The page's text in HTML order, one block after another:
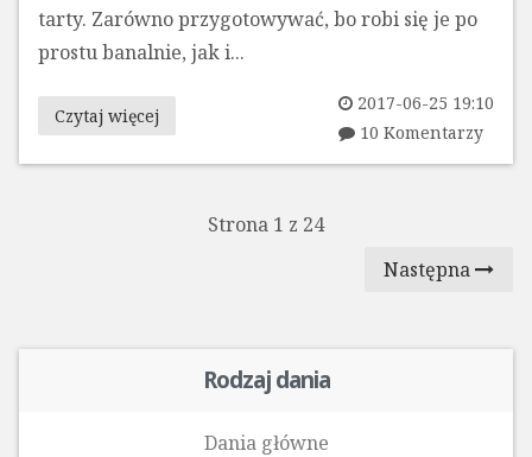
tarty. Zarówno przygotowywać, bo robi się je po
prostu banalnie, jak i...
2017-06-25 19:10
10 Komentarzy
Czytaj więcej
Strona 1 z 24
Następna
Rodzaj dania
Dania główne